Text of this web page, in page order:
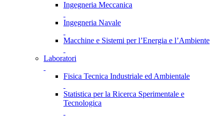
Ingegneria Meccanica
Ingegneria Navale
Macchine e Sistemi per l’Energia e l’Ambiente
Laboratori
Fisica Tecnica Industriale ed Ambientale
Statistica per la Ricerca Sperimentale e
Tecnologica